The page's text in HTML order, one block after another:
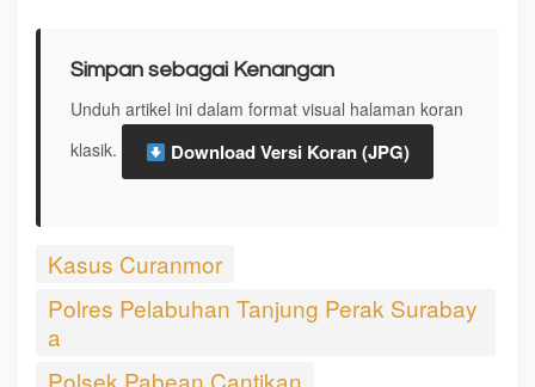
Simpan sebagai Kenangan
Unduh artikel ini dalam format visual halaman koran
klasik.
Download Versi Koran (JPG)
Kasus Curanmor
Polres Pelabuhan Tanjung Perak Surabay
a